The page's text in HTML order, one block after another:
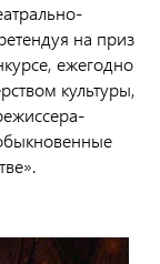
на приз
ежегодно
культуры,